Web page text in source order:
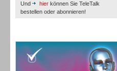
Und
hier können Sie TeleTalk
bestellen oder abonnieren!